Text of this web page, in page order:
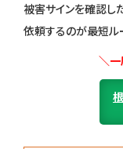
被害サインを確認し
依頼するのが最短ル
＼一